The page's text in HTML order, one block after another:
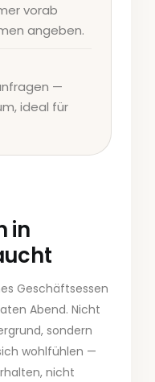
vorab
angeben.
—
ideal für
in
Geschäftsessen
Abend. Nicht
sondern
wohlfühlen —
nicht